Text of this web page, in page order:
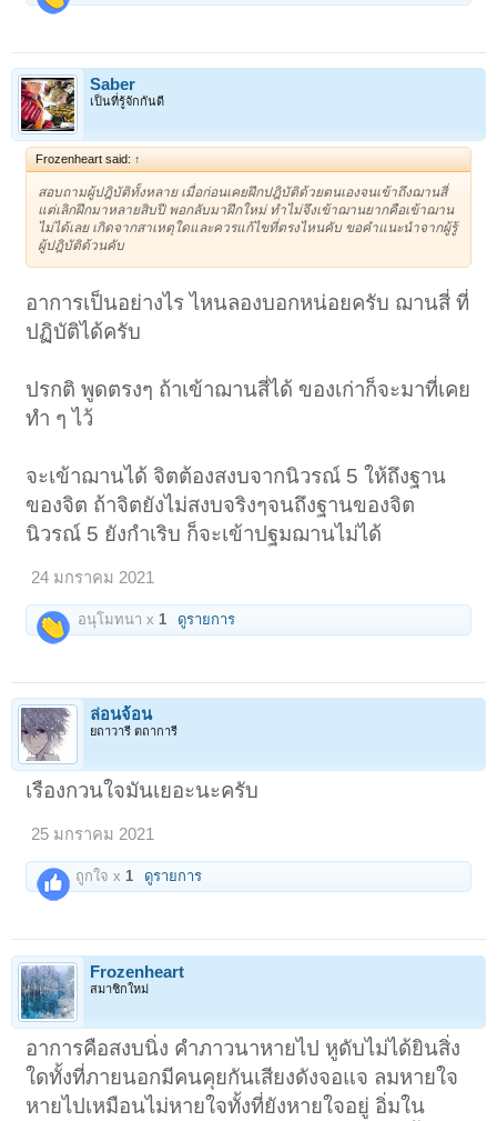
Saber
เป็นที่รู้จักกันดี
Frozenheart said: ↑
สอบถามผู้ปฎิบัติทั้งหลาย เมื่อก่อนเคยฝึกปฎิบัติด้วยตนเองจนเข้าถึงฌานสี่
แต่เลิกฝึกมาหลายสิบปี พอกลับมาฝึกใหม่ ทำไม่จึงเข้าฌานยากคือเข้าฌาน
ไม่ได้เลย เกิดจากสาเหตุใดและควรแก้ไขที่ตรงไหนคับ ขอคำแนะนำจากผู้รู้
ผู้ปฎิบัติด้วนคับ
อาการเป็นอย่างไร ไหนลองบอกหน่อยครับ ฌานสี่ ที่
ปฏิบัติได้ครับ
ปรกติ พูดตรงๆ ถ้าเข้าฌานสี่ได้ ของเก่าก็จะมาที่เคย
ทำ ๆ ไว้
จะเข้าฌานได้ จิตต้องสงบจากนิวรณ์ 5 ให้ถึงฐาน
ของจิต ถ้าจิตยังไม่สงบจริงๆจนถึงฐานของจิต
นิวรณ์ 5 ยังกำเริบ ก็จะเข้าปฐมฌานไม่ได้
24 มกราคม 2021
อนุโมทนา x 1 ดูรายการ
ล่อนจ้อน
ยถาวารี ตถาการี
เรืองกวนใจมันเยอะนะครับ
25 มกราคม 2021
ถูกใจ x1 ดูรายการ
Frozenheart
สมาชิกใหม่
อาการคือสงบนิ่ง คำภาวนาหายไป หูดับไม่ได้ยินสิ่ง
ใดทั้งที่ภายนอกมีคนคุยกันเสียงดังจอแจ ลมหายใจ
หายไปเหมือนไม่หายใจทั้งที่ยังหายใจอยู่ อิ่มใน